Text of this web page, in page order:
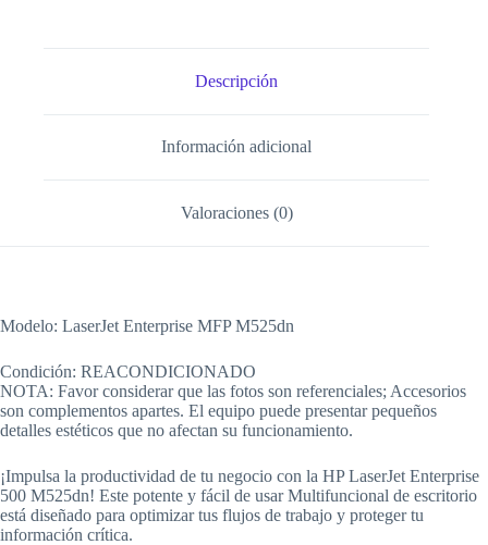
Descripción
Información adicional
Valoraciones (0)
Modelo: LaserJet Enterprise MFP M525dn
Condición: REACONDICIONADO
NOTA: Favor considerar que las fotos son referenciales; Accesorios
son complementos apartes. El equipo puede presentar pequeños
detalles estéticos que no afectan su funcionamiento.
¡Impulsa la productividad de tu negocio con la HP LaserJet Enterprise
500 M525dn! Este potente y fácil de usar Multifuncional de escritorio
está diseñado para optimizar tus flujos de trabajo y proteger tu
información crítica.